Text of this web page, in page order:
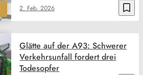
bookmark_border
2. Feb. 2026
Glätte auf der A93: Schwerer
Verkehrsunfall fordert drei
Todesopfer